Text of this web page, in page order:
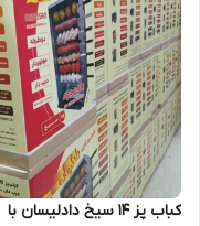
کباب پز ۱۴ سیخ دادلیسان با